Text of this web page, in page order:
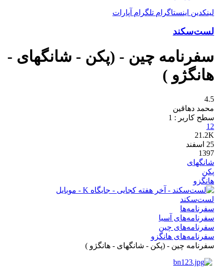
لینکدین اینستاگرام تلگرام آپارات
لست‌سکند
سفرنامه چین - (پکن - شانگهای -
هانگژو )
4.5
محمد دهاقین
سطح کاربر : 1
12
21.2K
25 اسفند
1397
شانگهای
پکن
هانگزو
لست‌سکند
سفرنامه‌ها
سفرنامه‌های آسیا
سفرنامه‌های چین
سفرنامه‌های هانگزو
سفرنامه چین - (پکن - شانگهای - هانگژو )